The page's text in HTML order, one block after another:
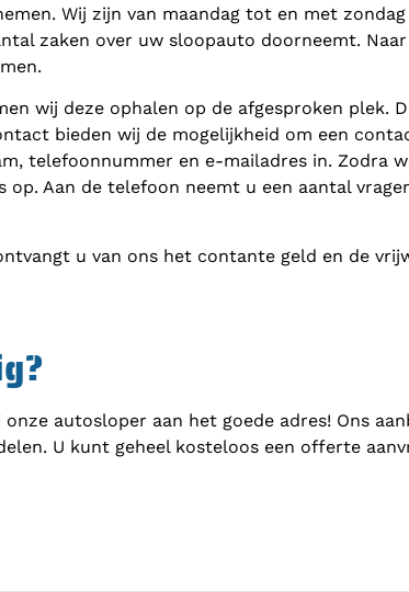
Wij zijn van maandag tot en met zondag
zaken over uw sloopauto doorneemt.
wij deze ophalen op de afgesproken plek.
bieden wij de mogelijkheid om een
telefoonnummer en e-mailadres in. Zodra
Aan de telefoon neemt u een aantal
u van ons het contante geld en de
autosloper aan het goede adres! Ons
U kunt geheel kosteloos een offerte